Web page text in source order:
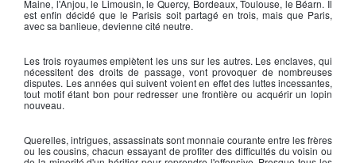
Maine, l'Anjou, le Limousin, le Quercy, Bordeaux, Toulouse, le Béarn. Il
est enfin décidé que le Parisis soit partagé en trois, mais que Paris,
avec sa banlieue, devienne cité neutre.
Les trois royaumes empiètent les uns sur les autres. Les enclaves, qui
nécessitent des droits de passage, vont provoquer de nombreuses
disputes. Les années qui suivent voient en effet des luttes incessantes,
tout motif étant bon pour redresser une frontière ou acquérir un lopin
nouveau.
Querelles, intrigues, assassinats sont monnaie courante entre les frères
ou les cousins, chacun essayant de profiter des difficultés du voisin ou